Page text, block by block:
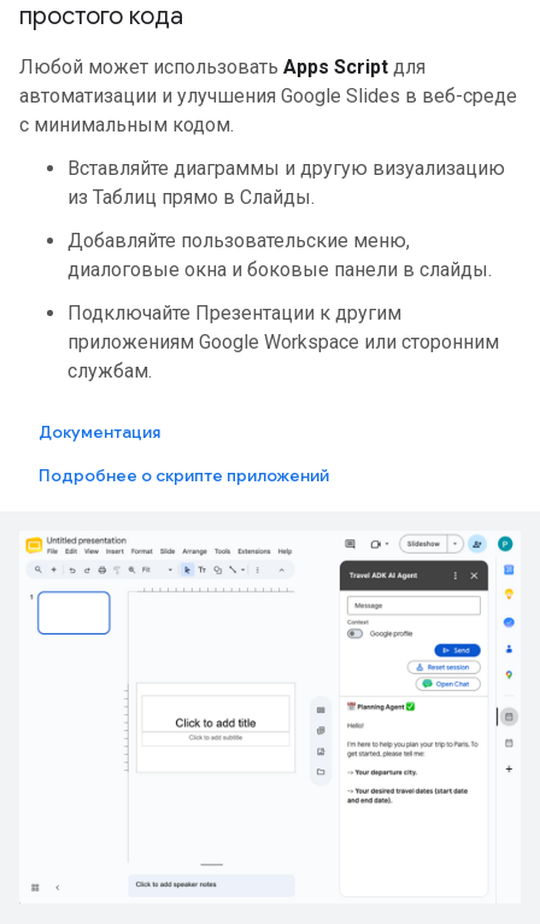
простого кода
Любой может использовать Apps Script для
автоматизации и улучшения Google Slides в веб-среде
с минимальным кодом.
Вставляйте диаграммы и другую визуализацию
из Таблиц прямо в Слайды.
Добавляйте пользовательские меню,
диалоговые окна и боковые панели в слайды.
Подключайте Презентации к другим
приложениям Google Workspace или сторонним
службам.
Документация
Подробнее о скрипте приложений